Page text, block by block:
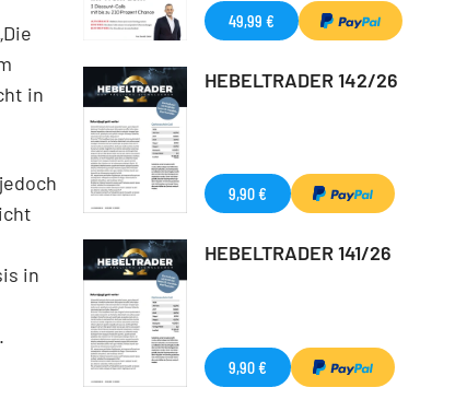
in
in
49,99 €
HEBELTRADER 142/26
9,90 €
HEBELTRADER 141/26
9,90 €